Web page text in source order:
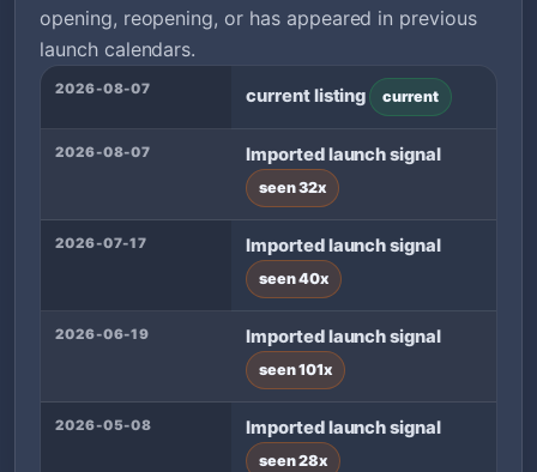
opening, reopening, or has appeared in previous
launch calendars.
2026-08-07 current listing current
2026-08-07 Imported launch signal
seen 32x
2026-07-17 Imported launch signal
seen 40x
2026-06-19 Imported launch signal
seen 101x
2026-05-08 Imported launch signal
seen 28x